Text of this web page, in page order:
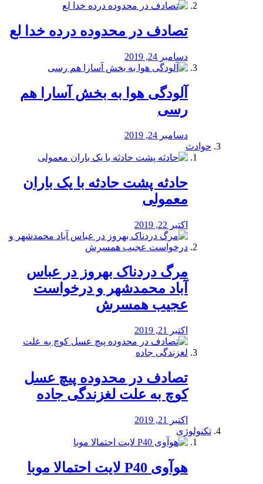
تصادف در محدوده درده خدا لع
دسامبر 24, 2019
آلودگی هوا به بخش آسارا هم
رسی
دسامبر 24, 2019
حوادث
️حادثه پشت حادثه با یک باران
معمولی
اکتبر 22, 2019
مرگ دردناک بهروز در عباس
آباد محمدشهر و درخواست
عجیب همسرش
اکتبر 21, 2019
تصادف در محدوده پیچ عسل
کوچ به علت لغزندگی جاده
اکتبر 21, 2019
تکنولوژی
هوآوی P40 لایت احتمالا موبا